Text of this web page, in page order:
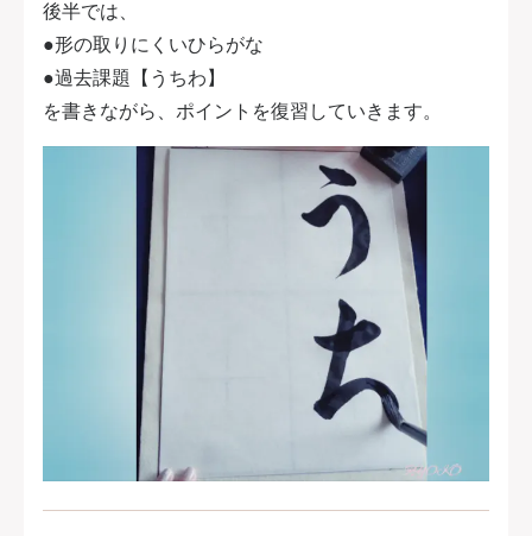
後半では、
●形の取りにくいひらがな
●過去課題【うちわ】
を書きながら、ポイントを復習していきます。